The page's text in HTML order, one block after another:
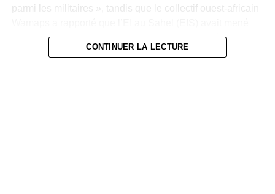
parmi les militaires », tandis que le collectif ouest-africain
plusieurs assauts, dont une attaque près de l’aéroport de
Tillabéri, coûtant la vie à douze soldats des Forces
CONTINUER LA LECTURE